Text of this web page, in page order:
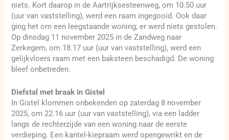
niets. Kort daarop in de Aartrijksesteenweg, om 10.50 uur
(uur van vaststelling), werd een raam ingegooid. Ook daar
ging het om een leegstaande woning; er werd niets gestolen.
Op dinsdag 11 november 2025 in de Zandweg naar
Zerkegem, om 18.17 uur (uur van vaststelling), werd een
gelijkvloers raam met een baksteen beschadigd. De woning
bleef onbetreden.
Diefstal met braak in Gistel
In Gistel klommen onbekenden op zaterdag 8 november
2025, om 22.16 uur (uur van vaststelling), via een ladder
langs de rechterzijde van een woning naar de eerste
verdieping. Een kantel-kiepraam werd opengewrikt en de